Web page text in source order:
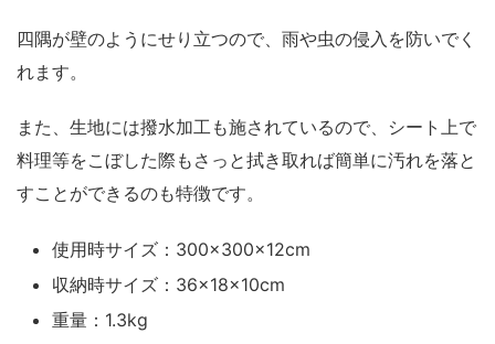
四隅が壁のようにせり立つので、雨や虫の侵入を防いでく
れます。
また、生地には撥水加工も施されているので、シート上で
料理等をこぼした際もさっと拭き取れば簡単に汚れを落と
すことができるのも特徴です。
使用時サイズ：300×300×12cm
収納時サイズ：36×18×10cm
重量：1.3kg